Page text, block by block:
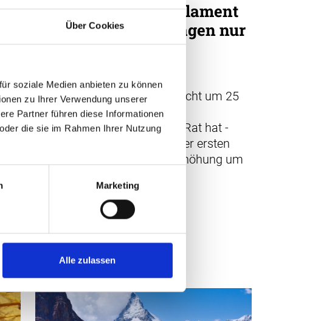
Über Cookies
soziale Medien anbieten zu können
zu Ihrer Verwendung unserer
Partner führen diese Informationen
die sie im Rahmen Ihrer Nutzung
Marketing
Alle zulassen
Neues Aargauer Parlament
erhöht Familienzulagen nur
noch leicht
Der Kanton Aargau wird die
Familienzulagen nun doch nicht um 25
Franken erhöhen: Der neu
zusammengesetzte Grosse Rat hat -
anders als im Juni 2024 in der ersten
Beratung - eine moderate Erhöhung um